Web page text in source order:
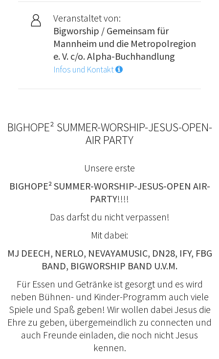
Veranstaltet von:
Bigworship / Gemeinsam für
Mannheim und die Metropolregion
e. V. c/o. Alpha-Buchhandlung
Infos und Kontakt
BIGHOPE² SUMMER-WORSHIP-JESUS-OPEN-
AIR PARTY
Unsere erste
BIGHOPE² SUMMER-WORSHIP-JESUS-OPEN AIR-
PARTY!!!!
Das darfst du nicht verpassen!
Mit dabei:
MJ DEECH, NERLO, NEVAYAMUSIC, DN28, IFY, FBG
BAND, BIGWORSHIP BAND U.V.M.
Für Essen und Getränke ist gesorgt und es wird
neben Bühnen- und Kinder-Programm auch viele
Spiele und Spaß geben! Wir wollen dabei Jesus die
Ehre zu geben, übergemeindlich zu connecten und
auch Freunde einladen, die noch nicht Jesus
kennen.